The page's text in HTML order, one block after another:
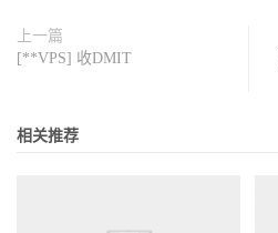
上一篇
[**VPS] 收DMIT
相关推荐